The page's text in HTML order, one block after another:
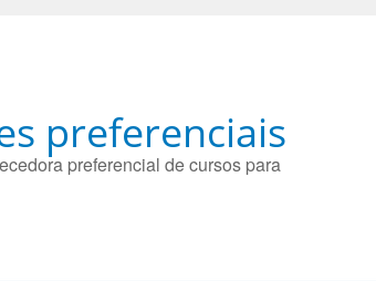
preferenciais
preferencial de cursos para